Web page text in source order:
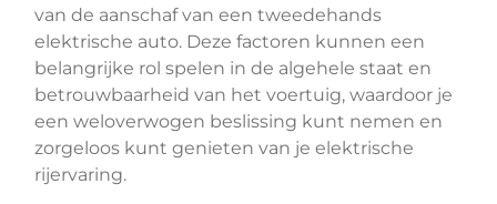
van de aanschaf van een tweedehands
elektrische auto. Deze factoren kunnen een
belangrijke rol spelen in de algehele staat en
betrouwbaarheid van het voertuig, waardoor je
een weloverwogen beslissing kunt nemen en
zorgeloos kunt genieten van je elektrische
rijervaring.